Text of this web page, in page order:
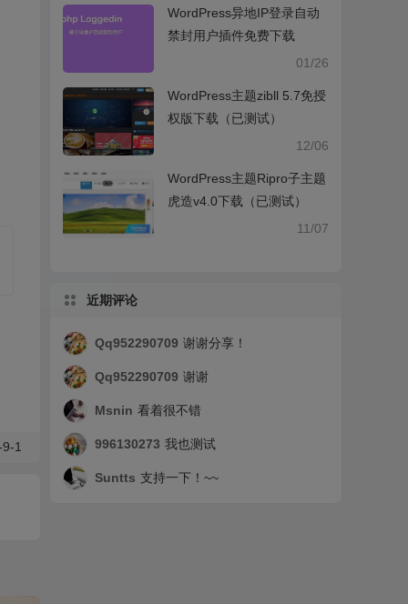
1
WordPress异地IP登录自动
禁封用户插件免费下载
01/26
WordPress主题zibll 5.7免授
权版下载（已测试）
12/06
WordPress主题Ripro子主题
虎造v4.0下载（已测试）
11/07
近期评论
Qq952290709 谢谢分享！
Qq952290709 谢谢
Msnin 看着很不错
996130273 我也测试
Suntts 支持一下！~~